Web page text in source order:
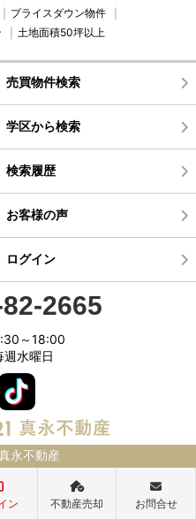
プライスダウン物件
土地面積50坪以上
売買物件検索
学区から検索
検索履歴
お客様の声
ログイン
2665
～18:00
週水曜日
永不動産
ン 不動産売却 お問合せ